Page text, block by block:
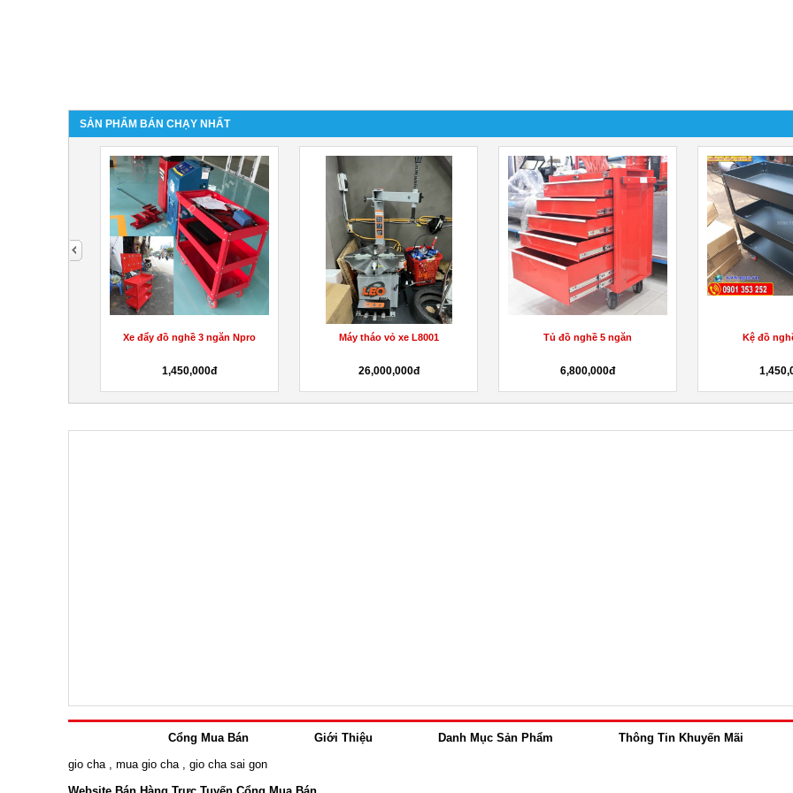
SẢN PHẨM BÁN CHẠY NHẤT
Kệ đồ nghề 3 ngăn
1,450,000đ
Bình Bọt tuyết 40 Lít
4,200,000đ
Xe đẩy dụng cụ có ngăn kéo và
2,850,000đ
Xe đẩy dụng
next
Cổng Mua Bán Giới Thiệu Danh Mục Sản Phẩm Thông Tin Khuyến Mãi
gio cha
mua gio cha
gio cha sai gon